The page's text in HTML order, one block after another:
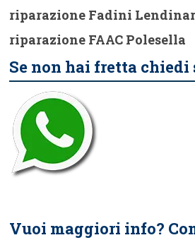
riparazione Fadini
riparazione FAAC Polesella
Se non hai fretta chiedi
Vuoi maggiori info?